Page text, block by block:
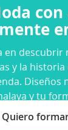
en descubrir
y la
Diseños
y tu
Quiero